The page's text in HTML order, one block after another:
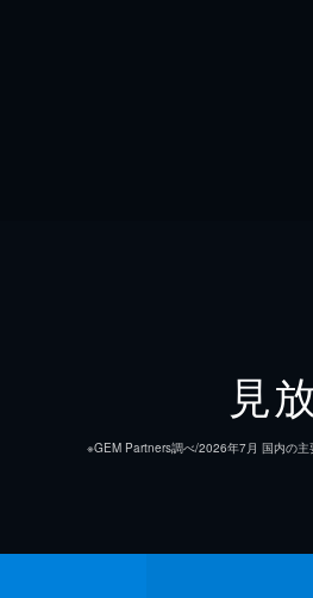
見
※GEM Partners調べ/2026年7⽉ 国内の主